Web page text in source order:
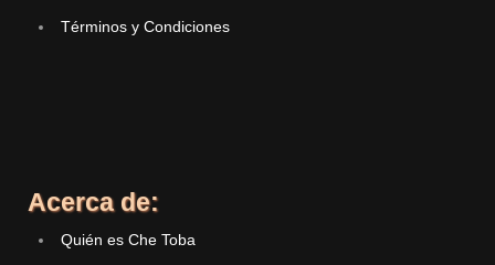
Términos y Condiciones
Acerca de:
Quién es Che Toba